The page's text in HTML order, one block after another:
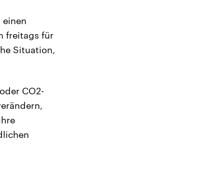
einen
freitags für
Situation,
CO2-